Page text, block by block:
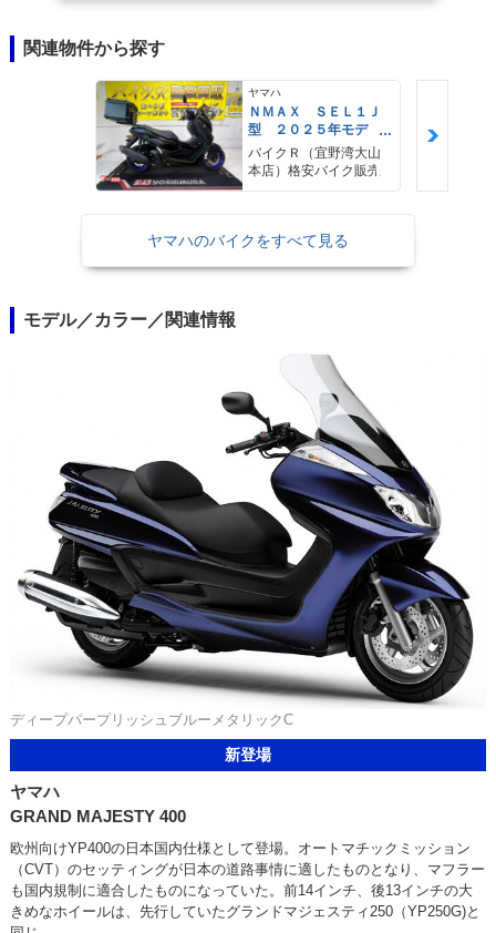
関連物件から探す
ヤマハ
ＮＭＡＸ ＳＥＬ１Ｊ
型 ２０２５年モデ
ル ＡＢＳ キーレ
ス リアキャリア リ
アＢＯＸ
バイクＲ（宜野湾大山
本店）格安バイク販売
ヤマハのバイクをすべて見る
モデル／カラー／関連情報
ディープパープリッシュブルーメタリックC
新登場
ヤマハ
GRAND MAJESTY 400
欧州向けYP400の日本国内仕様として登場。オートマチックミッション
（CVT）のセッティングが日本の道路事情に適したものとなり、マフラー
も国内規制に適合したものになっていた。前14インチ、後13インチの大
きめなホイールは、先行していたグランドマジェスティ250（YP250G)と